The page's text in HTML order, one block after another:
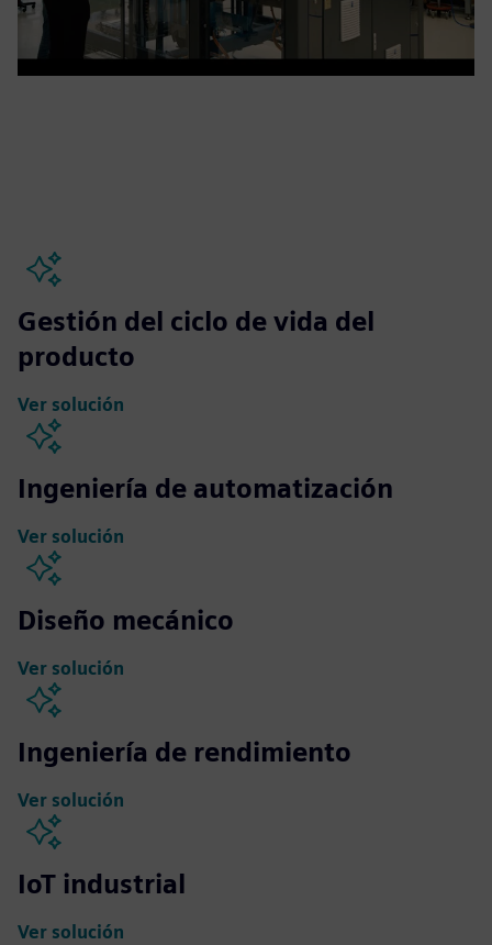
Gestión del ciclo de vida del
producto
Ver solución
Ingeniería de automatización
Ver solución
Diseño mecánico
Ver solución
Ingeniería de rendimiento
Ver solución
IoT industrial
Ver solución